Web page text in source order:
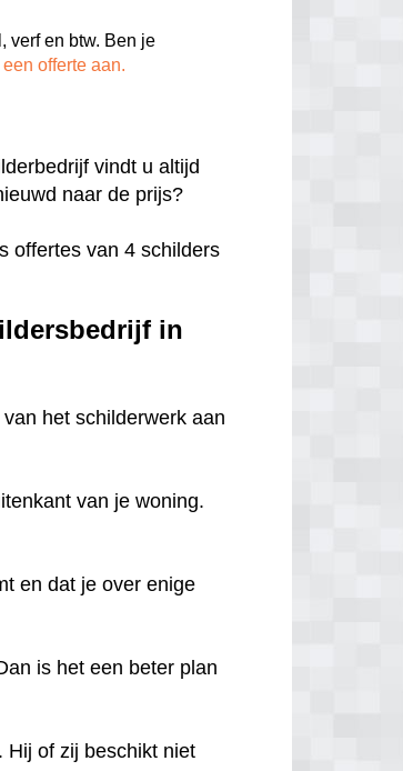
verf en btw. Ben je
offerte aan.
vindt u altijd
naar de prijs?
offertes van 4 schilders
in
het schilderwerk aan
van je woning.
en dat je over enige
is het een beter plan
Hij of zij beschikt niet